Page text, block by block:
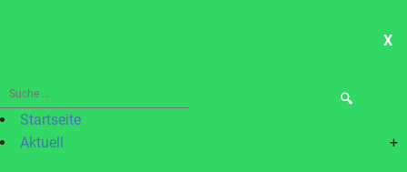
X
Suche
nach:Startseite
Aktuell
+